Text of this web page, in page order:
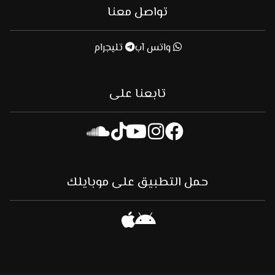
تواصل معنا
واتس آب تليجرام
تابعنا على
حمل التطبيق على موبايلك